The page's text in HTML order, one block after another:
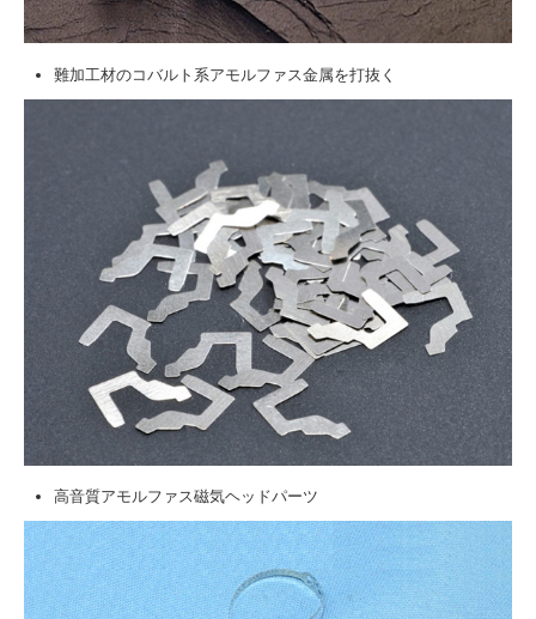
難加工材のコバルト系アモルファス金属を打抜く
高音質アモルファス磁気ヘッドパーツ